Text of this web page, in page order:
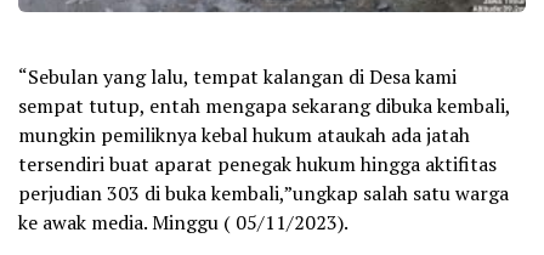
“Sebulan yang lalu, tempat kalangan di Desa kami
sempat tutup, entah mengapa sekarang dibuka kembali,
mungkin pemiliknya kebal hukum ataukah ada jatah
tersendiri buat aparat penegak hukum hingga aktifitas
perjudian 303 di buka kembali,”ungkap salah satu warga
ke awak media. Minggu ( 05/11/2023).